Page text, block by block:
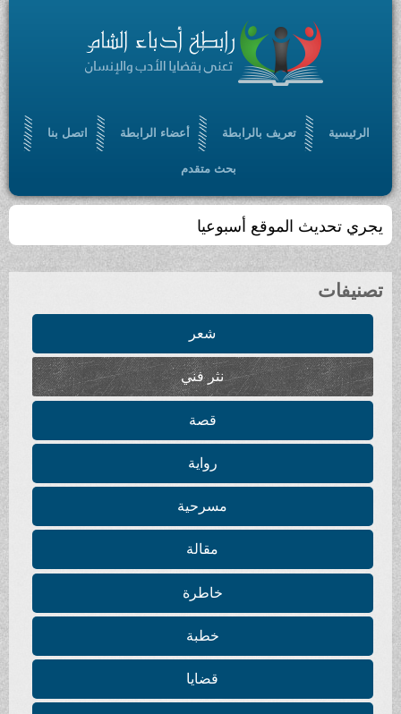
الرئيسية تعريف بالرابطة أعضاء الرابطة اتصل بنا
بحث متقدم
يجري تحديث الموقع أسبوعيا
تصنيفات
شعر
نثر فني
قصة
رواية
مسرحية
مقالة
خاطرة
خطبة
قضايا